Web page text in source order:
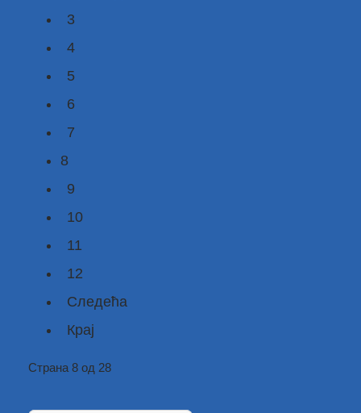
3
4
5
6
7
8
9
10
11
12
Следећа
Крај
Страна 8 од 28